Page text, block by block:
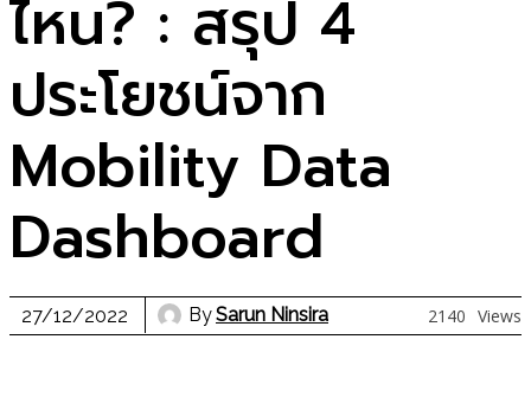
ไหน? : สรุป 4
ประโยชน์จาก
Mobility Data
Dashboard
27/12/2022 BySarun Ninsira 2140 Views